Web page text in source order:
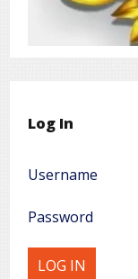
Log In
Username
Password